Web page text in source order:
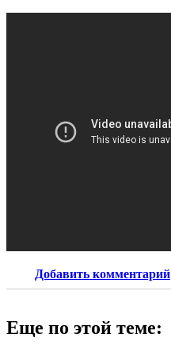
Добавить комментарий
Еще по этой теме: